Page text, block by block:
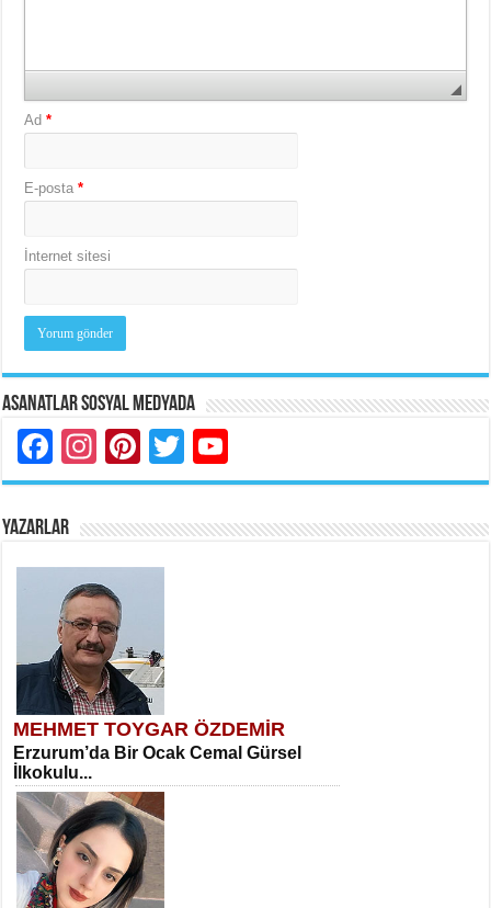
Ad*
E-posta*
İnternet sitesi
Asanatlar Sosyal Medyada
Facebook
Instagram
Pinterest
Twitter
YAZARLAR
MEHMET TOYGAR ÖZDEMİR
Erzurum’da Bir Ocak Cemal Gürsel
İlkokulu...